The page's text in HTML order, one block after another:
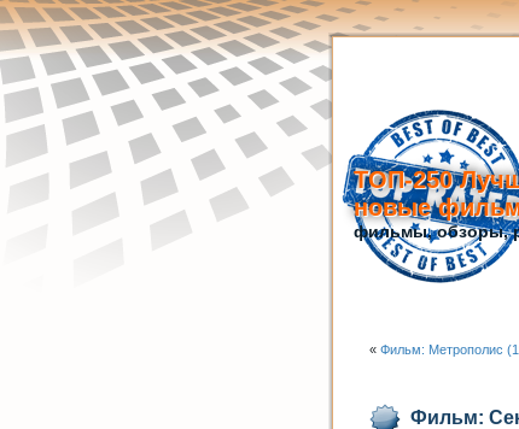
ТОП-250
новые
фильмы, обзоры,
« Фильм: Метрополис
Фильм: